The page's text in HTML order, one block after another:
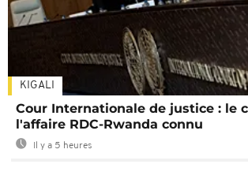
KIGALI
Cour Internationale de justice : le
l'affaire RDC-Rwanda connu
Il y a 5 heures